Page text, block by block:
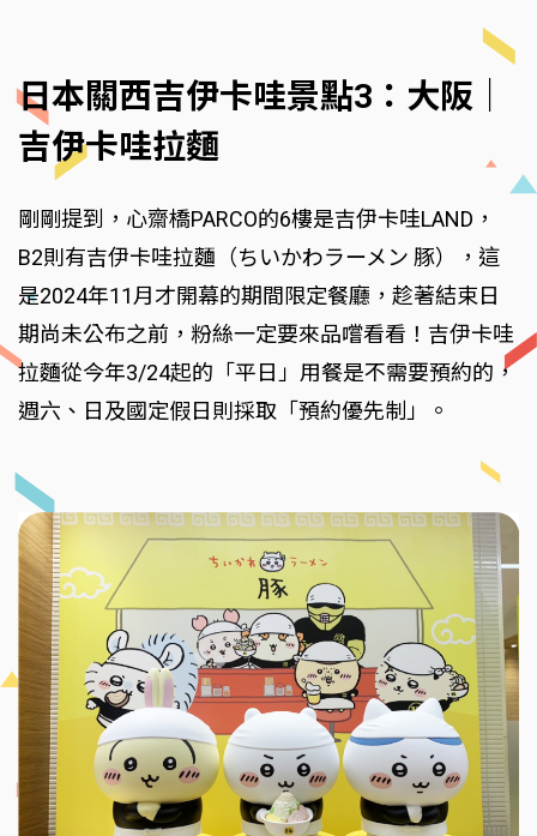
日本關西吉伊卡哇景點3：大阪｜
吉伊卡哇拉麵
剛剛提到，心齋橋PARCO的6樓是吉伊卡哇LAND，
B2則有吉伊卡哇拉麵（ちいかわラーメン 豚），這
是2024年11月才開幕的期間限定餐廳，趁著結束日
期尚未公布之前，粉絲一定要來品嚐看看！吉伊卡哇
拉麵從今年3/24起的「平日」用餐是不需要預約的，
週六、日及國定假日則採取「預約優先制」。